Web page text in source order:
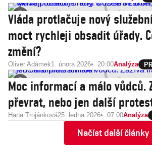
Vláda protlačuje nový
moct rychleji obsadit úřady.
změní?
Oliver Adámek1. února 2026 20:00Analýza
Moc informací a málo vůdců.
převrat, nebo jen další
Hana Trojánková25. ledna 2026 07:00Analýza
Načíst další články